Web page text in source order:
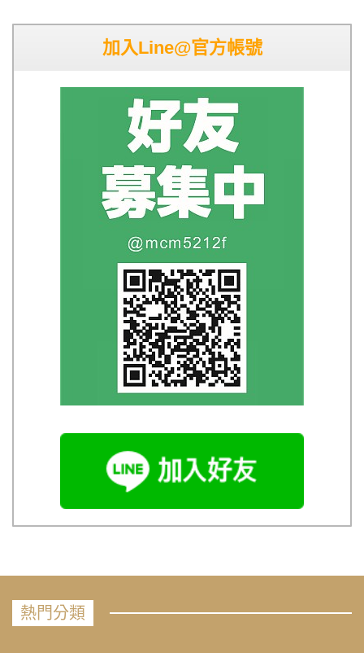
加入Line@官方帳號
熱門分類